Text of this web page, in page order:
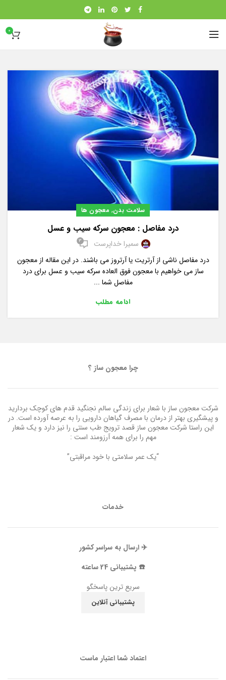
0
سلامت بدن, معجون ها
درد مفاصل : معجون سرکه سیب و عسل
سمیرا خداپرست 3
درد مفاصل ناشی از آرتریت یا آرتروز می باشند. در این مقاله از معجون
ساز می خواهیم با معجون فوق العاده سرکه سیب و عسل برای درد
مفاصل شما ...
ادامه مطلب
چرا معجون ساز ؟
شرکت معجون ساز با شعار برای زندگی سالم نجنگید قدم های کوچک بردارید
و پیشگیری بهتر از درمان با مصرف گیاهان دارویی را به عرصه آورده است. در
این راستا شرکت معجون ساز قصد ترویج طب سنتی را نیز دارد و یک شعار
مهم را برای همه آرزومند است :
“یک عمر سلامتی با خود مراقبتی”
خدمات
✈️ ارسال به سراسر کشور
☎️ پشتیبانی 24 ساعته
سریع ترین پاسخگو
پشتیبانی آنلاین
اعتماد شما اعتبار ماست